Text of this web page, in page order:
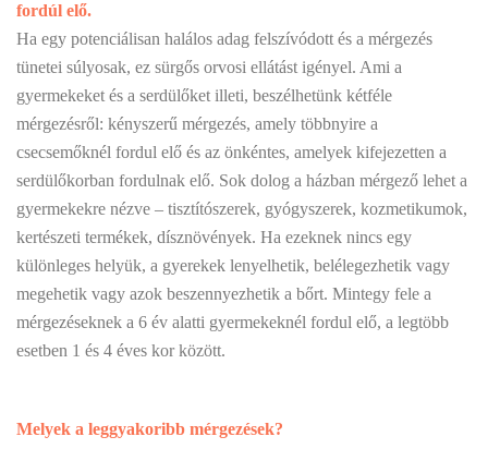
fordúl elő.
Ha egy potenciálisan halálos adag felszívódott és a mérgezés
tünetei súlyosak, ez sürgős orvosi ellátást igényel. Ami a
gyermekeket és a serdülőket illeti, beszélhetünk kétféle
mérgezésről: kényszerű mérgezés, amely többnyire a
csecsemőknél fordul elő és az önkéntes, amelyek kifejezetten a
serdülőkorban fordulnak elő. Sok dolog a házban mérgező lehet a
gyermekekre nézve – tisztítószerek, gyógyszerek, kozmetikumok,
kertészeti termékek, dísznövények. Ha ezeknek nincs egy
különleges helyük, a gyerekek lenyelhetik, belélegezhetik vagy
megehetik vagy azok beszennyezhetik a bőrt. Mintegy fele a
mérgezéseknek a 6 év alatti gyermekeknél fordul elő, a legtöbb
esetben 1 és 4 éves kor között.
Melyek a leggyakoribb mérgezések?